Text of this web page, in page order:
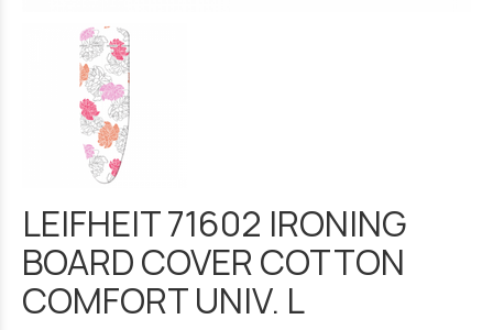
LEIFHEIT 71602 IRONING
BOARD COVER COTTON
COMFORT UNIV. L